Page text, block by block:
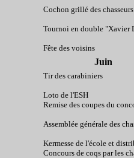
Cochon grillé des chasseurs
Tournoi en double "Xavier
Fête des voisins
Juin
Tir des carabiniers
Loto de l'ESH
Remise des coupes du
Assemblée générale des
Kermesse de l'école et
Concours de coqs par les